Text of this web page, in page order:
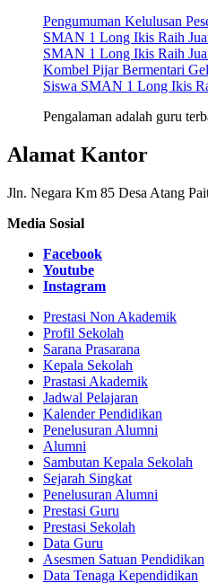
Pengumuman Kelulusan
SMAN 1 Long Ikis Raih
SMAN 1 Long Ikis Raih
Kombel Pijar Bermentari
Siswa SMAN 1 Long Ikis
Pengalaman adalah guru
Alamat Kantor
Jln. Negara Km 85 Desa Atang
Media Sosial
Facebook
Youtube
Instagram
Prestasi Non Akademik
Profil Sekolah
Sarana Prasarana
Kepala Sekolah
Prastasi Akademik
Jadwal Pelajaran
Kalender Pendidikan
Penelusuran Alumni
Alumni
Sambutan Kepala Sekolah
Sejarah Singkat
Penelusuran Alumni
Prestasi Guru
Prestasi Sekolah
Data Guru
Asesmen Satuan Pendidikan
Data Tenaga Kependidikan